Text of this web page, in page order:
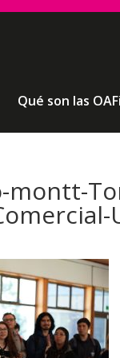
Qué son las